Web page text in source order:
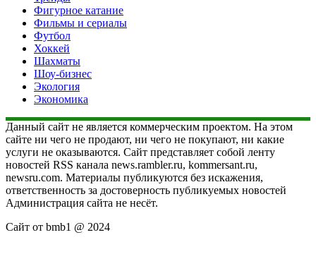
Фигурное катание
Фильмы и сериалы
Футбол
Хоккей
Шахматы
Шоу-бизнес
Экология
Экономика
Данный сайт не является коммерческим проектом. На этом
сайте ни чего не продают, ни чего не покупают, ни какие
услуги не оказываются. Сайт представляет собой ленту
новостей RSS канала news.rambler.ru, kommersant.ru,
newsru.com. Материалы публикуются без искажения,
ответственность за достоверность публикуемых новостей
Администрация сайта не несёт.
Сайт от bmb1 @ 2024